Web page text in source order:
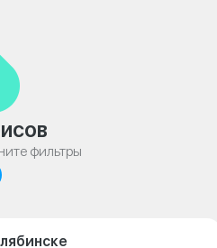
фильтры